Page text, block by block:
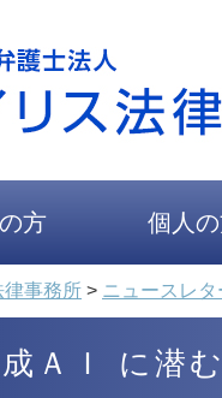
方 個人
律事務所 > ニュースレタ
ＡＩ に潜